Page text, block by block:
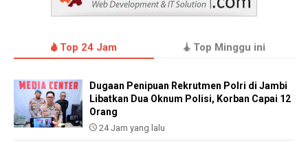
Top 24 Jam Top Minggu ini
Dugaan Penipuan Rekrutmen Polri di Jambi
Libatkan Dua Oknum Polisi, Korban Capai 12
Orang
24 Jam yang lalu